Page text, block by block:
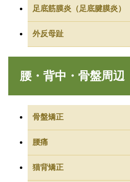
足底筋膜炎（足底腱膜炎）
外反母趾
腰・背中・骨盤周辺
骨盤矯正
腰痛
猫背矯正